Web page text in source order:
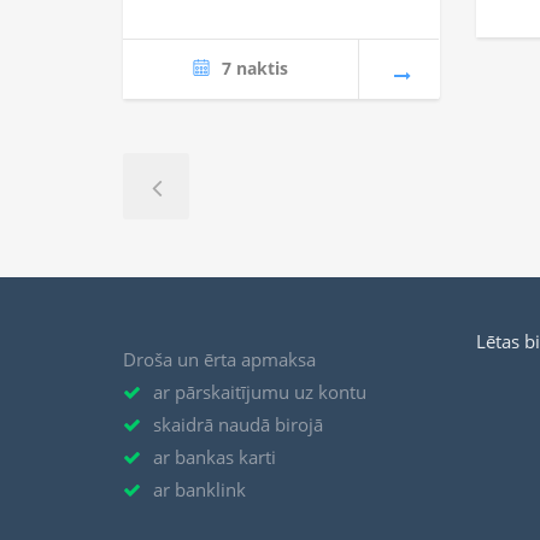
7 naktis
Droša un ērta apmaksa
ar pārskaitījumu uz kontu
skaidrā naudā birojā
ar bankas karti
ar banklink
Lētas